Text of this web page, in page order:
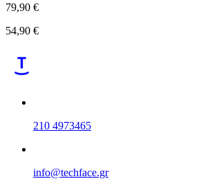
79,90 €
54,90 €
210 4973465
info@techface.gr